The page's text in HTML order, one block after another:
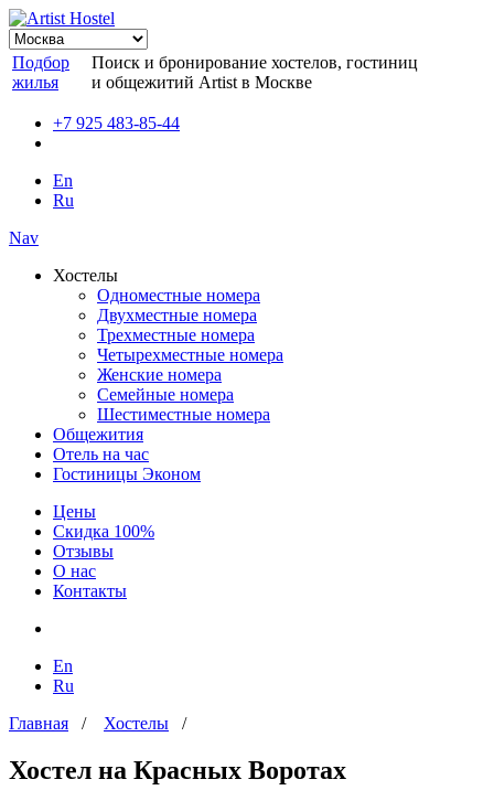
Подбор
жилья
Поиск и бронирование хостелов, гостиниц
и общежитий Artist в Москве
+7 925 483-85-44
En
Ru
Nav
Хостелы
Одноместные номера
Двухместные номера
Трехместные номера
Четырехместные номера
Женские номера
Семейные номера
Шестиместные номера
Общежития
Отель на час
Гостиницы Эконом
Цены
Скидка 100%
Отзывы
О нас
Контакты
En
Ru
Главная / Хостелы /
Хостел на Красных Воротах